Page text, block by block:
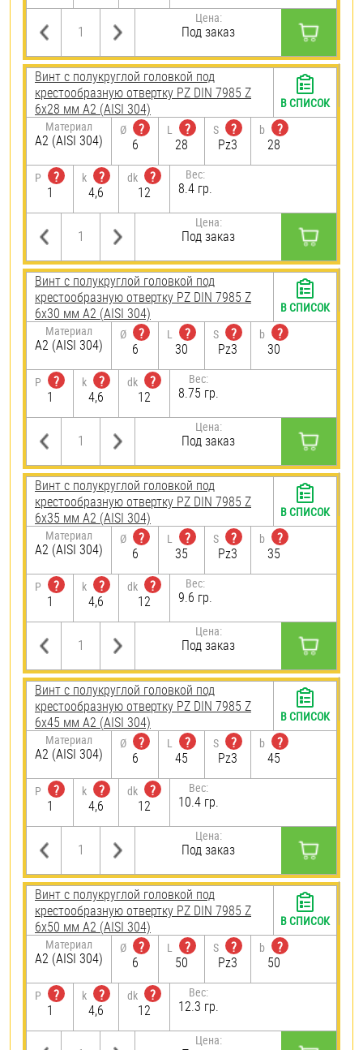
Цена:
Под заказ
Винт с полукруглой головкой под
крестообразную отвертку PZ DIN 7985 Z
6х28 мм А2 (AISI 304)
Материал
А2 (AISI 304)
Ø
?
6
L
?
28
S
?
Pz3
b
?
28
P
?
1
k
?
4,6
dk
?
12
Вес:
8.4 гр.
Цена:
Под заказ
В СПИСОК
Винт с полукруглой головкой под
крестообразную отвертку PZ DIN 7985 Z
6х30 мм А2 (AISI 304)
Материал
А2 (AISI 304)
Ø
?
6
L
?
30
S
?
Pz3
b
?
30
P
?
1
k
?
4,6
dk
?
12
Вес:
8.75 гр.
Цена:
Под заказ
В СПИСОК
Винт с полукруглой головкой под
крестообразную отвертку PZ DIN 7985 Z
6х35 мм А2 (AISI 304)
Материал
А2 (AISI 304)
Ø
?
6
L
?
35
S
?
Pz3
b
?
35
P
?
1
k
?
4,6
dk
?
12
Вес:
9.6 гр.
Цена:
Под заказ
В СПИСОК
Винт с полукруглой головкой под
крестообразную отвертку PZ DIN 7985 Z
6х45 мм А2 (AISI 304)
Материал
А2 (AISI 304)
Ø
?
6
L
?
45
S
?
Pz3
b
?
45
P
?
1
k
?
4,6
dk
?
12
Вес:
10.4 гр.
Цена:
Под заказ
В СПИСОК
Винт с полукруглой головкой под
крестообразную отвертку PZ DIN 7985 Z
6х50 мм А2 (AISI 304)
Материал
А2 (AISI 304)
Ø
?
6
L
?
50
S
?
Pz3
b
?
50
P
?
1
k
?
4,6
dk
?
12
Вес:
12.3 гр.
Цена:
В СПИСОК